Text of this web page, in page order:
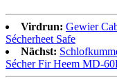
Virdrun: Gewier
Sécherheet Safe
Nächst:
Sécher Fir Heem MD-